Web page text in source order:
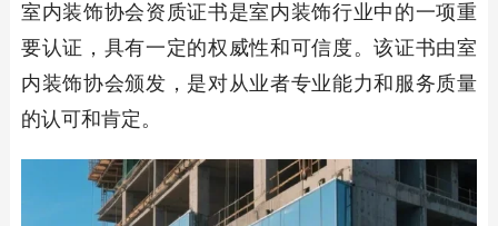
室内装饰协会资质证书是室内装饰行业中的一项重
要认证，具有一定的权威性和可信度。该证书由室
内装饰协会颁发，是对从业者专业能力和服务质量
的认可和肯定。